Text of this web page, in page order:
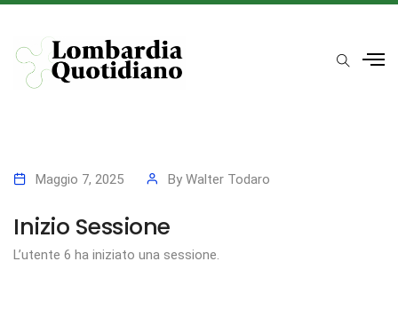
Maggio 7, 2025 By Walter Todaro
Inizio Sessione
L’utente 6 ha iniziato una sessione.